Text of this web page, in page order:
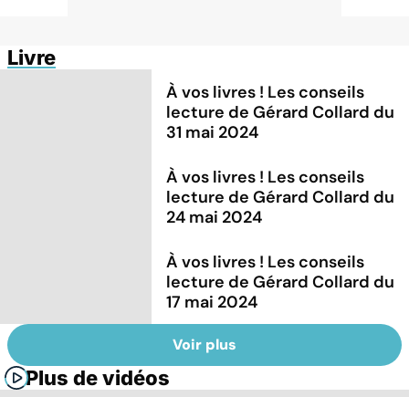
Livre
À vos livres ! Les conseils
lecture de Gérard Collard du
31 mai 2024
À vos livres ! Les conseils
lecture de Gérard Collard du
24 mai 2024
À vos livres ! Les conseils
lecture de Gérard Collard du
17 mai 2024
Voir plus
Plus de vidéos